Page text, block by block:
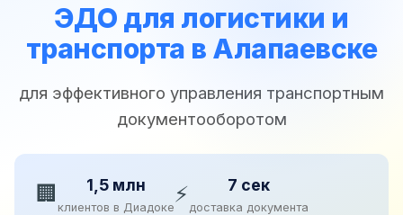
ЭДО для логистики и
транспорта в Алапаевске
для эффективного управления транспортным
документооборотом
🏢 1,5 млн
клиентов в Диадоке⚡ 7 сек
доставка документа